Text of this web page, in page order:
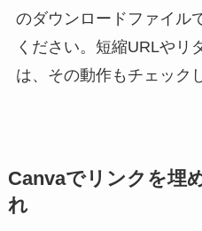
のダウンロードファイル
ください。短縮URLやリ
は、その動作もチェック
Canvaでリンクを埋
れ